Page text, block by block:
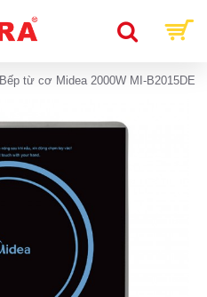
Bếp từ cơ Midea 2000W MI-B2015DE